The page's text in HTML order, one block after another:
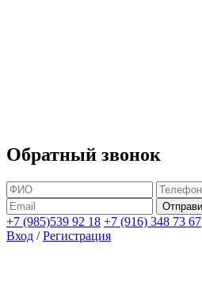
Обратный звонок
+7 (985)539 92 18 +7 (916) 348 73 67
Вход / Регистрация